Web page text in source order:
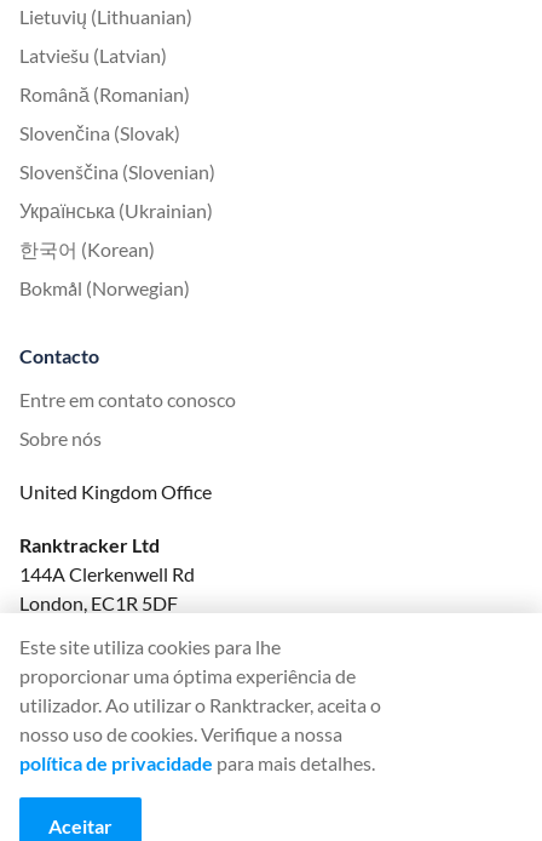
Lietuvių (Lithuanian)
Latviešu (Latvian)
Română (Romanian)
Slovenčina (Slovak)
Slovenščina (Slovenian)
Українська (Ukrainian)
한국어 (Korean)
Bokmål (Norwegian)
Contacto
Entre em contato conosco
Sobre nós
United Kingdom Office
Ranktracker Ltd
144A Clerkenwell Rd
London, EC1R 5DF
felix@ranktracker.com
2015 -2026© Ranktracker. All Rights Reserved.
Este site utiliza cookies para lhe
proporcionar uma óptima experiência de
utilizador. Ao utilizar o Ranktracker, aceita o
nosso uso de cookies. Verifique a nossa
política de privacidade para mais detalhes.
Aceitar